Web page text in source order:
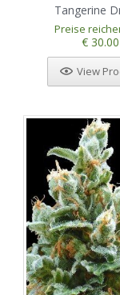
Tangerine
Preise
€ 30.00
View